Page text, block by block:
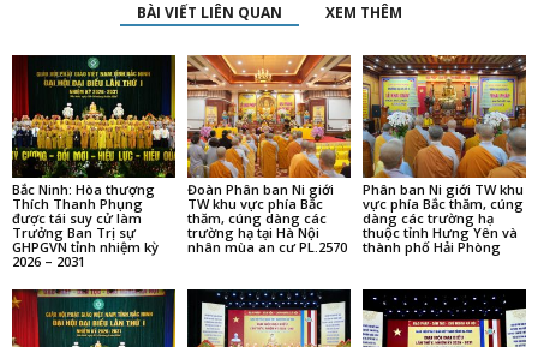
BÀI VIẾT LIÊN QUAN XEM THÊM
Bắc Ninh: Hòa thượng
Thích Thanh Phụng
được tái suy cử làm
Trưởng Ban Trị sự
GHPGVN tỉnh nhiệm kỳ
2026 – 2031
Đoàn Phân ban Ni giới
TW khu vực phía Bắc
thăm, cúng dàng các
trường hạ tại Hà Nội
nhân mùa an cư PL.2570
Phân ban Ni giới TW khu
vực phía Bắc thăm, cúng
dàng các trường hạ
thuộc tỉnh Hưng Yên và
thành phố Hải Phòng